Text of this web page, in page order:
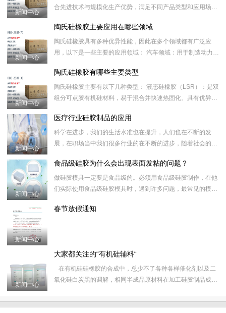
新闻中心
合先进技术与规模化生产优势，满足不同产品类型和应用场景
新闻中心
陶氏硅橡胶主要应用在哪些领域
陶氏硅橡胶具有多种优异性能，因此在多个领域都有广泛应
用，以下是一些主要的应用领域： 汽车领域：用于制造动力总
质的侵蚀，
新闻中心
陶氏硅橡胶有哪些主要类型
陶氏硅橡胶主要有以下几种类型： 液态硅橡胶（LSR）：是双
组分可点胶有机硅材料，易于混合并快速热固化。具有优异的
等特点
新闻中心
医疗行业硅胶制品的应用
​科学在进步，我们的生活水准也在提升，人们也在不断的发
展，在职场当中我们很多行业的在不断的进步，随着社会的进
不行的，不过在一些
新闻中心
食品级硅胶为什么会出现表面发粘的问题？
​做硅胶模具一定要是食品级的。必须用食品级硅胶制作，​在他
们实际使用食品级硅胶模具时，遇到许多问题，​最常见的模具
要选择东莞
新闻中心
春节放假通知
新闻中心
大家都关注的“有机硅辅料“
​在有机硅硅橡胶的合成中，总少不了各种各样催化剂以及二
氧化硅白炭黑的调解，相同半成品原材料在加工硅胶制品成型